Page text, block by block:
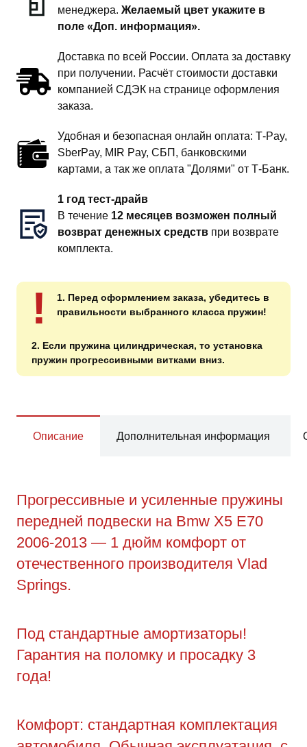
менеджера. Желаемый цвет укажите в
поле «Доп. информация».
Доставка по всей России. Оплата за доставку
при получении. Расчёт стоимости доставки
компанией СДЭК на странице оформления
заказа.
Удобная и безопасная онлайн оплата: T‑Pay,
SberPay, MIR Pay, СБП, банковскими
картами, а так же оплата "Долями" от Т-Банк.
1 год тест-драйв
В течение 12 месяцев возможен полный
возврат денежных средств при возврате
комплекта.
!
1. Перед оформлением заказа, убедитесь в
правильности выбранного класса пружин!
2. Если пружина цилиндрическая, то установка
пружин прогрессивными витками вниз.
Описание Дополнительная информация
Прогрессивные и усиленные пружины
передней подвески на Bmw X5 E70
2006-2013 — 1 дюйм комфорт от
отечественного производителя Vlad
Springs.
Под стандартные амортизаторы!
Гарантия на поломку и просадку 3
года!
Комфорт: стандартная комплектация